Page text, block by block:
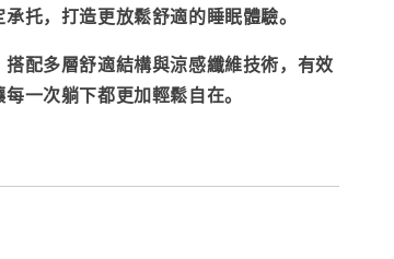
托，打造更放鬆舒適的睡眠體驗。
配多層舒適結構與涼感纖維技術，有效
一次躺下都更加輕鬆自在。